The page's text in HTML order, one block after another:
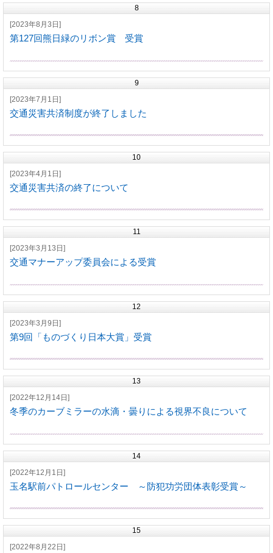
8
[2023年8月3日]
第127回熊日緑のリボン賞 受賞
9
[2023年7月1日]
交通災害共済制度が終了しました
10
[2023年4月1日]
交通災害共済の終了について
11
[2023年3月13日]
交通マナーアップ委員会による受賞
12
[2023年3月9日]
第9回「ものづくり日本大賞」受賞
13
[2022年12月14日]
冬季のカーブミラーの水滴・曇りによる視界不良について
14
[2022年12月1日]
玉名駅前パトロールセンター ～防犯功労団体表彰受賞～
15
[2022年8月22日]